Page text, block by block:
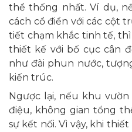
thể thống nhất. Ví dụ,
cách cổ điển với các cột
tiết chạm khắc tinh tế,
thiết kế với bố cục cân
như đài phun nước,
kiến trúc.
Ngược lại, nếu khu
điệu, không gian tổng
sự kết nối. Vì vậy, khi